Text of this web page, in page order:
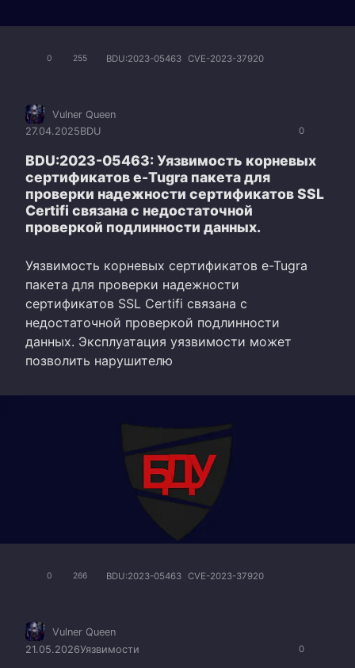
0 255 BDU:2023-05463 CVE-2023-37920
0
Vulner Queen
27.04.2025BDU
BDU:2023-05463: Уязвимость корневых
сертификатов e-Tugra пакета для
проверки надежности сертификатов SSL
Certifi связана с недостаточной
проверкой подлинности данных.
Уязвимость корневых сертификатов e-Tugra
пакета для проверки надежности
сертификатов SSL Certifi связана с
недостаточной проверкой подлинности
данных. Эксплуатация уязвимости может
позволить нарушителю
0 266 BDU:2023-05463 CVE-2023-37920
0
Vulner Queen
21.05.2026Уязвимости